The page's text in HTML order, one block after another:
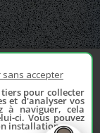
sans accepter
tiers pour collecter
et d'analyser vos
à naviguer, cela
ci. Vous pouvez
installation.